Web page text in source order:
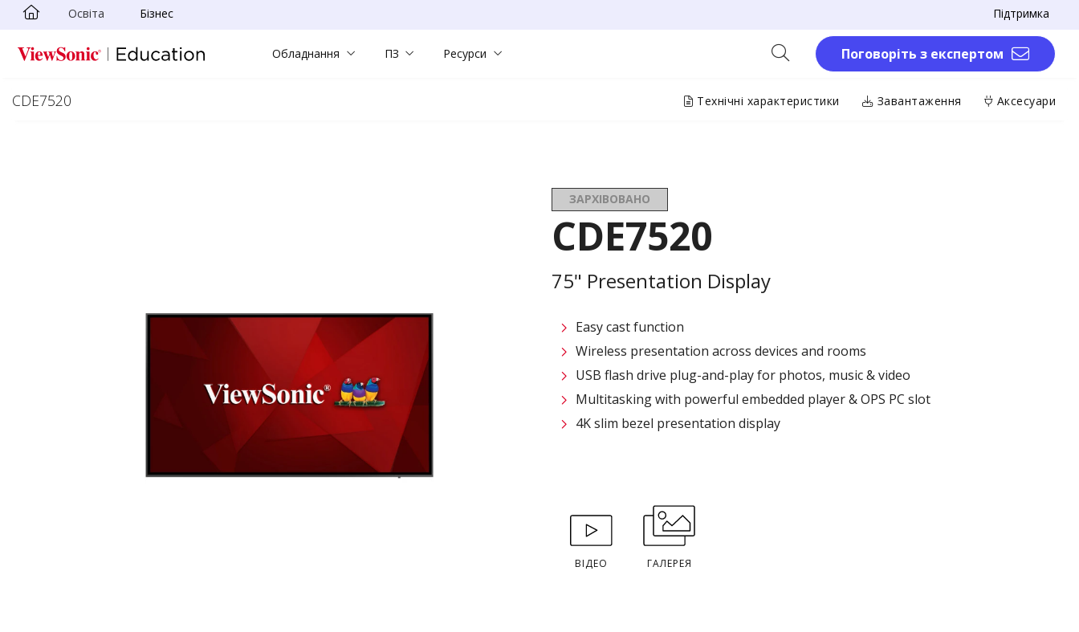
Skip to main content
Освіта Бізнес Підтримка
Обладнання ПЗ Ресурси Поговоріть з експертом
CDE7520 Технічні характеристики Завантаження Аксесуари
ЗАРХІВОВАНО
CDE7520
75" Presentation Display
Easy cast function
Wireless presentation across devices and rooms
USB flash drive plug-and-play for photos, music & video
Multitasking with powerful embedded player & OPS PC slot
4K slim bezel presentation display
ВІДЕО ГАЛЕРЕЯ